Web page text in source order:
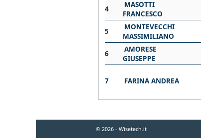
4
MASOTTI
FRANCESCO
5
MONTEVECCHI
MASSIMILIANO
6
AMORESE
GIUSEPPE
7 FARINA ANDREA
© 2026 - Wisetech.it